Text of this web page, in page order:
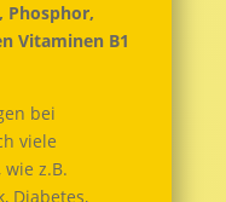
Phosphor,
Vitaminen B1
bei
viele
z.B.
Diabetes,